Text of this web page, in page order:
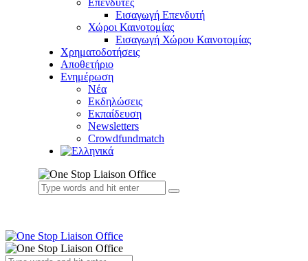
Επενδυτές
Εισαγωγή Επενδυτή
Χώροι Καινοτομίας
Εισαγωγή Χώρου Καινοτομίας
Χρηματοδοτήσεις
Αποθετήριο
Ενημέρωση
Νέα
Εκδηλώσεις
Εκπαίδευση
Newsletters
Crowdfundmatch